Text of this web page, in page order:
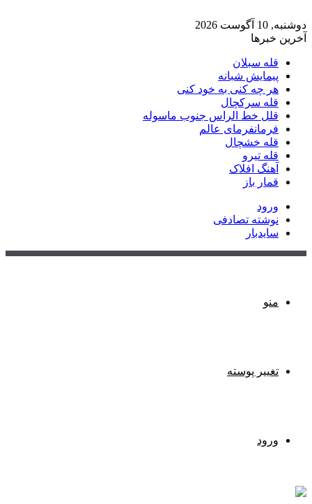
دوشنبه, 10 آگوست 2026
آخرین خبرها
قله سبلان
پیمایش شبانه
هر چه کنی به خود کنی
قله سرکچال
قلل خط الراس جنوب ماسوله
فرمانفرمای عالم
قله خشچال
قله تیرو
آهنگ افلاک
قمار باز
ورود
نوشته تصادفی
سایدبار
منو
تغییر پوسته
ورود